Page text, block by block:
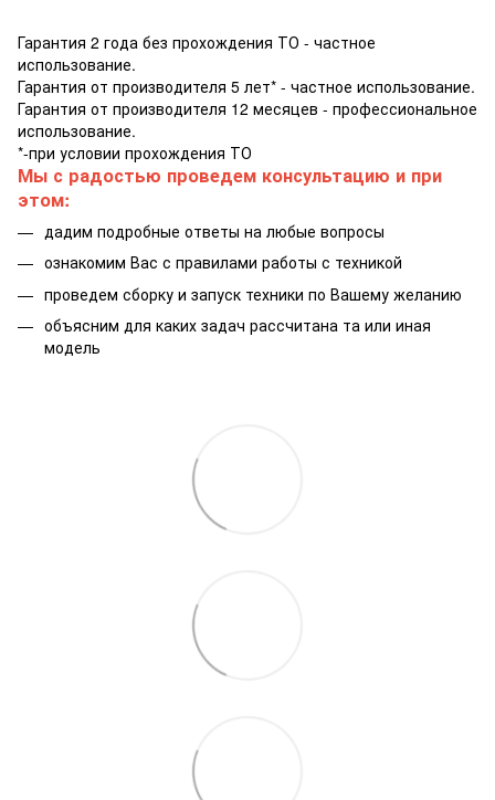
Гарантия 2 года без прохождения ТО - частное
использование.
Гарантия от производителя 5 лет* - частное использование.
Гарантия от производителя 12 месяцев - профессиональное
использование.
*-при условии прохождения ТО
Мы с радостью проведем консультацию и при
этом:
дадим подробные ответы на любые вопросы
ознакомим Вас с правилами работы с техникой
проведем сборку и запуск техники по Вашему желанию
объясним для каких задач рассчитана та или иная
модель